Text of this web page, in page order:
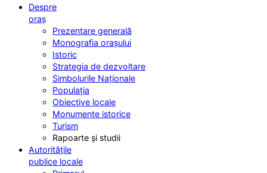
Despre
oraș
Prezentare generală
Monografia orașului
Istoric
Strategia de dezvoltare
Simbolurile Naționale
Populația
Obiective locale
Monumente istorice
Turism
Rapoarte și studii
Autoritățile
publice locale